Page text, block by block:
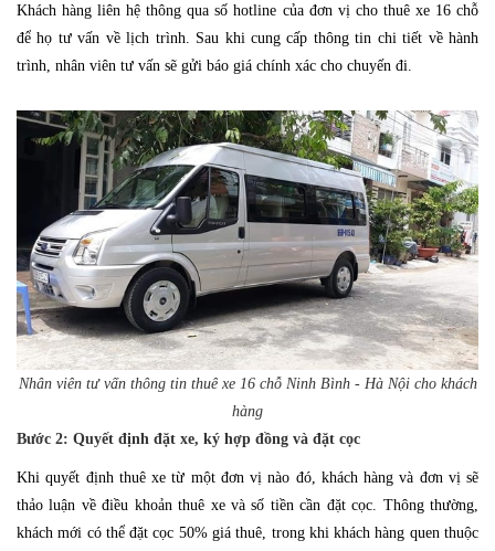
Khách hàng liên hệ thông qua số hotline của đơn vị cho thuê xe 16 chỗ
để họ tư vấn về lịch trình. Sau khi cung cấp thông tin chi tiết về hành
trình, nhân viên tư vấn sẽ gửi báo giá chính xác cho chuyến đi.
Nhân viên tư vấn thông tin thuê xe 16 chỗ Ninh Bình - Hà Nội cho khách
hàng
Bước 2: Quyết định đặt xe, ký hợp đồng và đặt cọc
Khi quyết định thuê xe từ một đơn vị nào đó, khách hàng và đơn vị sẽ
thảo luận về điều khoản thuê xe và số tiền cần đặt cọc. Thông thường,
khách mới có thể đặt cọc 50% giá thuê, trong khi khách hàng quen thuộc